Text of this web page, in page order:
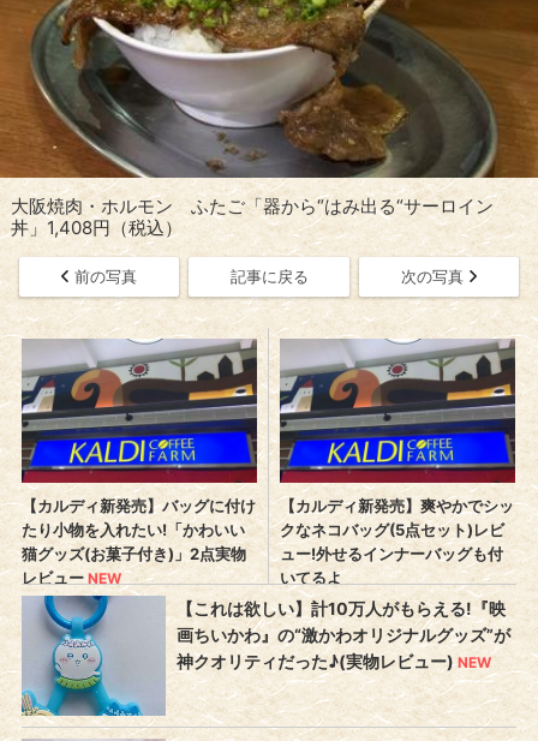
大阪焼肉・ホルモン ふたご「器から“はみ出る“サーロイン
丼」1,408円（税込）
前の写真 記事に戻る 次の写真